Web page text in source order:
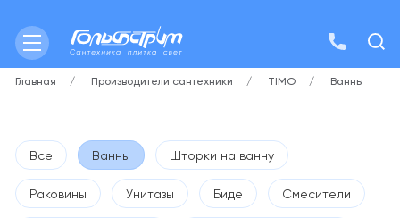
Главная Производители сантехники TIMO Ванны
Все Ванны Шторки на ванну
Раковины Унитазы Биде Смесители